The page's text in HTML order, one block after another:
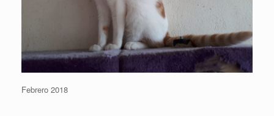
Febrero 2018